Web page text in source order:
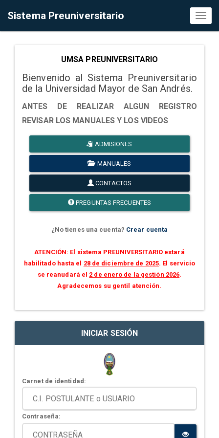
Sistema Preuniversitario
UMSA PREUNIVERSITARIO
Bienvenido al Sistema Preuniversitario
de la Universidad Mayor de San Andrés.
ANTES DE REALIZAR ALGUN REGISTRO
REVISAR LOS MANUALES Y LOS VIDEOS
ADMISIONES
MANUALES
CONTACTOS
PREGUNTAS FRECUENTES
¿No tienes una cuenta? Crear cuenta
ATENCIÓN: El sistema PREUNIVERSITARIO estará
habilitado hasta el 28 de diciembre de 2025. El servicio
se reanudará el 2 de enero de la gestión 2026.
Agradecemos su gentil atención.
INICIAR SESIÓN
Carnet de identidad:
Contraseña: